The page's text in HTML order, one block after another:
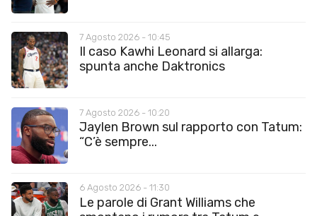
7 Agosto 2026 - 10:45
Il caso Kawhi Leonard si allarga:
spunta anche Daktronics
7 Agosto 2026 - 10:20
Jaylen Brown sul rapporto con Tatum:
“C’è sempre...
6 Agosto 2026 - 11:30
Le parole di Grant Williams che